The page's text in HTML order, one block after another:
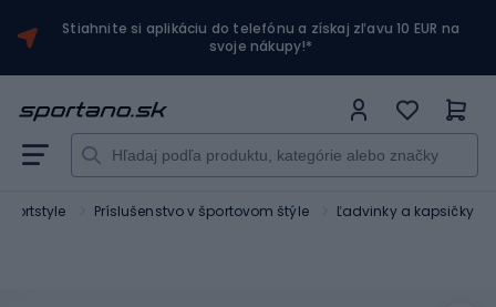
Stiahnite si aplikáciu do telefónu a získaj zľavu 10 EUR na
svoje nákupy!*
Príslušenstvo v športovom štýle Ľadvinky a kapsičky